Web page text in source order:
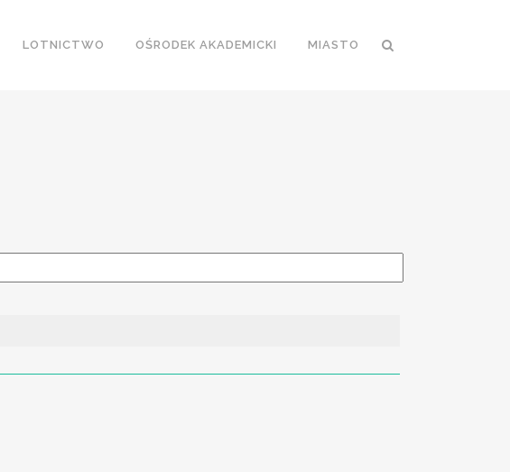
LOTNICTWO OŚRODEK AKADEMICKI MIASTO